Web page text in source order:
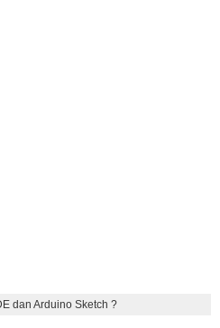
dan Arduino Sketch ?